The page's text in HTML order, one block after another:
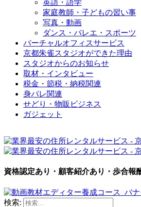
英語・語学
家庭教師・子どもの習い事
写真・動画
ダンス・バレエ・スポーツ
バーチャルオフィスサービス
京都朱雀スタジオができた理由
スタジオからのお知らせ
取材・インタビュー
税金・節税・納税関連
身バレ関連
せどり・物販ビジネス
ガジェット
資格認定あり・顧客紹介あり・歩合報
検索: